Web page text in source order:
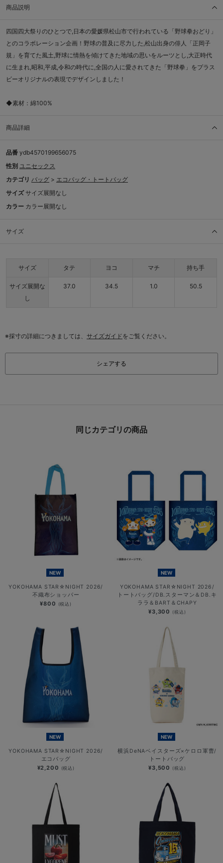
商品説明
四国四大祭りのひとつで,日本の愛媛県松山市で行われている「野球拳おどり」
とのコラボレーション企画！野球の普及に尽力した,松山出身の俳人「正岡子
規」を育てた風土,野球に情熱を傾けてきた地域の思いをルーツとし,大正時代
に生まれ,昭和,平成,令和の時代に,全国の人に愛されてきた「野球拳」をプラス
ビーオリジナルの表現でデザインしました！
◆素材：綿100%
商品詳細
品番 ydb4570199656075
性別 ユニセックス
カテゴリ バッグ > エコバッグ・トートバッグ
サイズ サイズ展開なし
カラー カラー展開なし
サイズ
サイズ タテ ヨコ マチ 持ち手
サイズ展開な
し
37.0 34.5 1.0 50.5
※採寸の詳細につきましては、 サイズガイドをご覧ください。
シェアする
同じカテゴリの商品
NEW
YOKOHAMA STAR☆NIGHT 2026/
不織布ショッパー
¥800 (税込)
NEW
YOKOHAMA STAR☆NIGHT 2026/
トートバッグ/DB.スターマン＆DB.キ
ララ＆BART＆CHAPY
¥3,300 (税込)
NEW
YOKOHAMA STAR☆NIGHT 2026/
エコバッグ
¥2,200 (税込)
NEW
横浜DeNAベイスターズ×ケロロ軍曹/
トートバッグ
¥3,500 (税込)